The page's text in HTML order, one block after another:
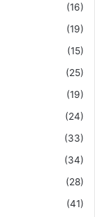
(16)
(19)
(15)
(25)
(19)
(24)
(33)
(34)
(28)
(41)